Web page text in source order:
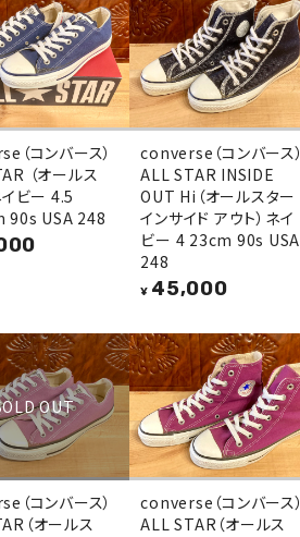
（コンバース）
（オールス
イビー 4.5
90s USA 248
converse（コンバース）
ALL STAR INSIDE
OUT Hi（オールスター
インサイド アウト）ネイ
ビー 4 23cm 90s USA
248
¥ 45,000
OUT
（コンバース）
（オールス
converse（コンバース）
ALL STAR（オールス